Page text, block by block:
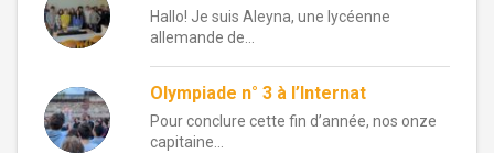
Hallo! Je suis Aleyna, une lycéenne
allemande de...
Olympiade n° 3 à l’Internat
Pour conclure cette fin d’année, nos onze
capitaine...